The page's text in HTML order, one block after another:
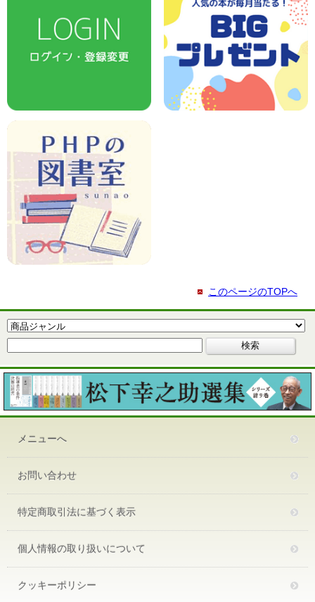
このページのTOPへ
メニューへ
お問い合わせ
特定商取引法に基づく表示
個人情報の取り扱いについて
クッキーポリシー